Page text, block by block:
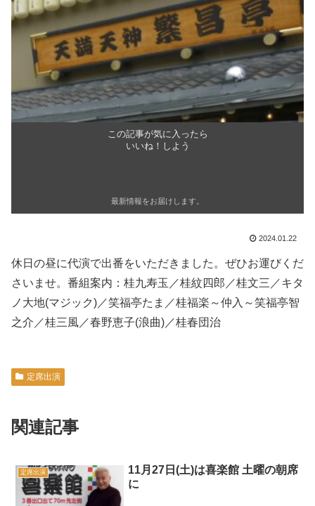
この記事が気に入ったら
いいね！しよう
最新情報をお届けします。
2024.01.22
休日の昼に代演で出番をいただきました。ぜひお運びくだ
さいませ。番組案内：桂九寿玉／桂紋四郎／桂文三／キタ
ノ大地(マジック)／笑福亭たま／桂福楽～仲入～笑福亭智
之介／桂三風／春野恵子(浪曲)／桂春団治
定席出演
関連記事
定席出演
11月27日(土)は喜楽館 土曜の朝席
に